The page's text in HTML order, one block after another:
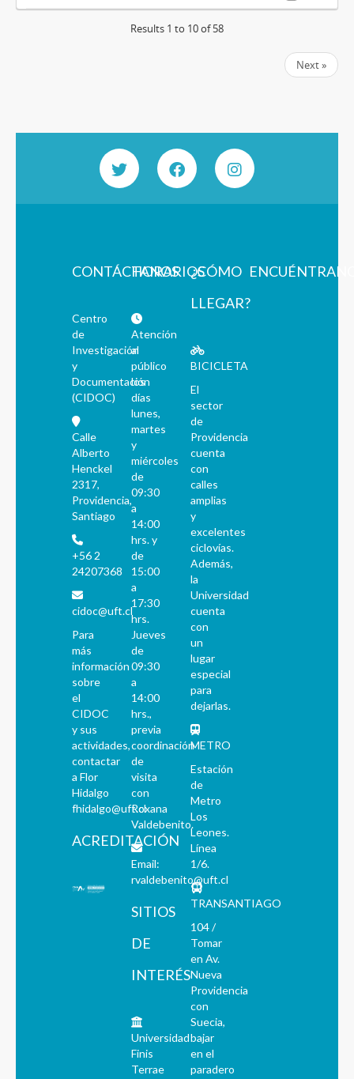
Results 1 to 10 of 58
Next »
CONTÁCTANOS
Centro
de
Investigación
y
Documentación
(CIDOC)
Calle
Alberto
Henckel
2317,
Providencia,
Santiago
+56 2
24207368
cidoc@uft.cl
Para
más
información
sobre
el
CIDOC
y sus
actividades,
contactar
a Flor
Hidalgo
fhidalgo@uft.cl
ACREDITACIÓN
HORARIOS
Atención
al
público
los
días
lunes,
martes
y
miércoles
de
09:30
a
14:00
hrs. y
de
15:00
a
17:30
hrs.
Jueves
de
09:30
a
14:00
hrs.,
previa
coordinación
de
visita
con
Roxana
Valdebenito.
Email:
rvaldebenito@uft.cl
SITIOS
DE
INTERÉS
Universidad
Finis
Terrae
¿CÓMO
LLEGAR?
BICICLETA
El
sector
de
Providencia
cuenta
con
calles
amplias
y
excelentes
ciclovías.
Además,
la
Universidad
cuenta
con
un
lugar
especial
para
dejarlas.
METRO
Estación
de
Metro
Los
Leones.
Línea
1/6.
TRANSANTIAGO
104 /
Tomar
en Av.
Nueva
Providencia
con
Suecia,
bajar
en el
paradero